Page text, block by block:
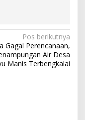
Pos berikutnya
Gagal Perencanaan,
Air Desa
Manis Terbengkalai